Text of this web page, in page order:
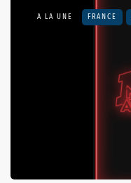
A LA UNE FRANCE